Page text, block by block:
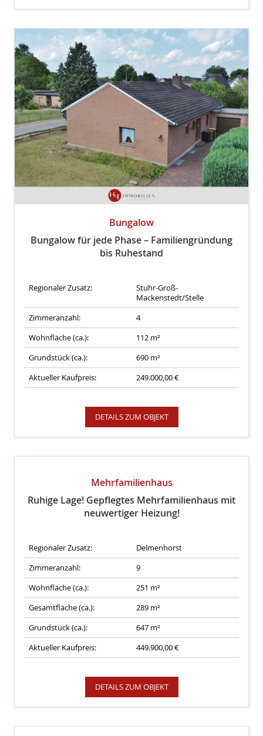
Bungalow
Bungalow für jede Phase – Familiengründung
bis Ruhestand
Regionaler Zusatz:
Stuhr-Groß-
Mackenstedt/Stelle
Zimmeranzahl:
4
Wohnfläche (ca.):
112 m²
Grundstück (ca.):
690 m²
Aktueller Kaufpreis:
249.000,00 €
DETAILS ZUM OBJEKT
Mehrfamilienhaus
Ruhige Lage! Gepflegtes Mehrfamilienhaus mit
neuwertiger Heizung!
Regionaler Zusatz:
Delmenhorst
Zimmeranzahl:
9
Wohnfläche (ca.):
251 m²
Gesamtfläche (ca.):
289 m²
Grundstück (ca.):
647 m²
Aktueller Kaufpreis:
449.900,00 €
DETAILS ZUM OBJEKT